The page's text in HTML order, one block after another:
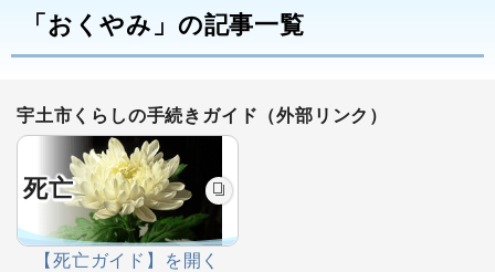
「おくやみ」の記事一覧
宇土市くらしの手続きガイド（外部リンク）
死亡
【死亡ガイド】を開く